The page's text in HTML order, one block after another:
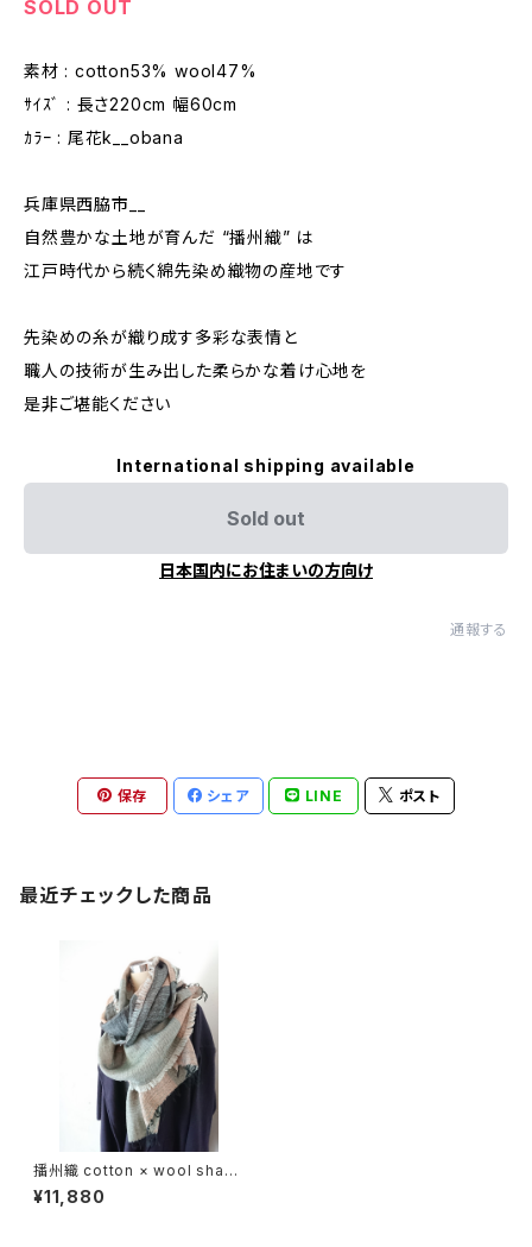
SOLD OUT
素材 : cotton53% wool47%
ｻｲｽﾞ : 長さ220cm 幅60cm
ｶﾗｰ : 尾花k__obana
兵庫県西脇市__
自然豊かな土地が育んだ “播州織” は
江戸時代から続く綿先染め織物の産地です
先染めの糸が織り成す多彩な表情と
職人の技術が生み出した柔らかな着け心地を
是非ご堪能ください
International shipping available
Sold out
日本国内にお住まいの方向け
通報する
保存 シェア LINE ポスト
最近チェックした商品
播州織 cotton × wool shawl
__ block 220 尾花K
¥11,880